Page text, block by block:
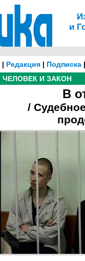
и
| Редакция | Подписка
ЧЕЛОВЕК И ЗАКОН
В
/